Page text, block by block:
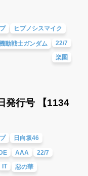
ヒプノシスマイク
動戦士ガンダム
22/7
楽園
発行号 【1134
日向坂46
AAA
22/7
IT 惡の華